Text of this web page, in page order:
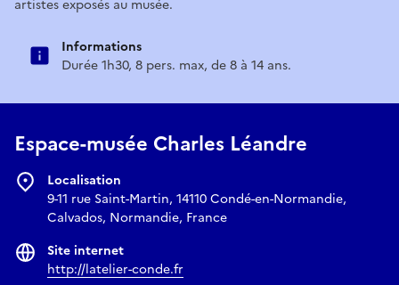
artistes exposés au musée.
Informations
Durée 1h30, 8 pers. max, de 8 à 14 ans.
Espace-musée Charles Léandre
Localisation
9-11 rue Saint-Martin, 14110 Condé-en-Normandie,
Calvados, Normandie, France
Site internet
http://latelier-conde.fr